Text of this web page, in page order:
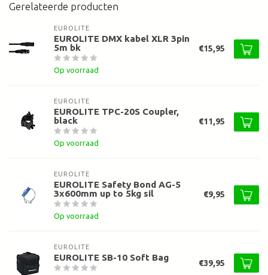
Gerelateerde producten
EUROLITE
EUROLITE DMX kabel XLR 3pin
5m bk
Op voorraad
€15,95
EUROLITE
EUROLITE TPC-20S Coupler,
black
Op voorraad
€11,95
EUROLITE
EUROLITE Safety Bond AG-5
3x600mm up to 5kg sil
Op voorraad
€9,95
EUROLITE
EUROLITE SB-10 Soft Bag
€39,95